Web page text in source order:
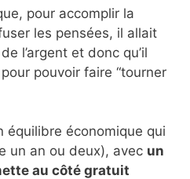
pour accomplir la
les pensées, il allait
l’argent et donc qu’il
pouvoir faire “tourner
équilibre économique qui
un an ou deux), avec un
au côté gratuit